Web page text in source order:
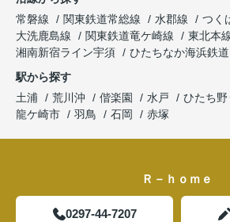
常磐線
関東鉄道常総線 水郡線
つく
大洗鹿島線
関東鉄道竜ケ崎線
東北本
湘南新宿ライン宇須
ひたちなか海浜鉄道
駅から探す
土浦
荒川沖 偕楽園 水戸 ひたち野
龍ケ崎市
羽鳥 石岡 赤塚
Ｒ－ｈｏｍｅ
0297-44-7207